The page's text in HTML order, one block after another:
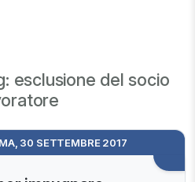
esclusione del socio
30 SETTEMBRE 2017